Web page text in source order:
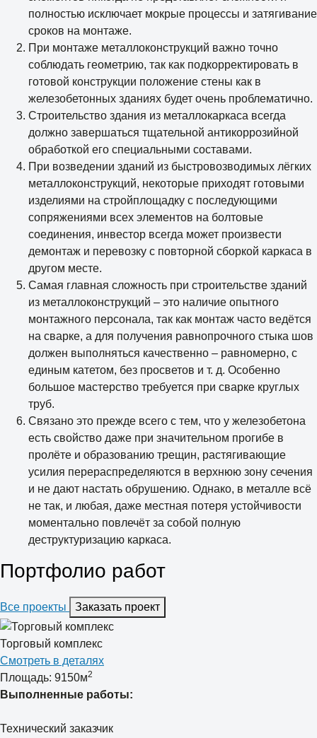
полностью исключает мокрые процессы и затягивание
сроков на монтаже.
При монтаже металлоконструкций важно точно
соблюдать геометрию, так как подкорректировать в
готовой конструкции положение стены как в
железобетонных зданиях будет очень проблематично.
Строительство здания из металлокаркаса всегда
должно завершаться тщательной антикоррозийной
обработкой его специальными составами.
При возведении зданий из быстровозводимых лёгких
металлоконструкций, некоторые приходят готовыми
изделиями на стройплощадку с последующими
сопряжениями всех элементов на болтовые
соединения, инвестор всегда может произвести
демонтаж и перевозку с повторной сборкой каркаса в
другом месте.
Самая главная сложность при строительстве зданий
из металлоконструкций – это наличие опытного
монтажного персонала, так как монтаж часто ведётся
на сварке, а для получения равнопрочного стыка шов
должен выполняться качественно – равномерно, с
единым катетом, без просветов и т. д. Особенно
большое мастерство требуется при сварке круглых
труб.
Связано это прежде всего с тем, что у железобетона
есть свойство даже при значительном прогибе в
пролёте и образованию трещин, растягивающие
усилия перераспределяются в верхнюю зону сечения
и не дают настать обрушению. Однако, в металле всё
не так, и любая, даже местная потеря устойчивости
моментально повлечёт за собой полную
деструктуризацию каркаса.
Портфолио работ
Все проекты Заказать проект
Торговый комплекс
Смотреть в деталях
Площадь: 9150м2
Выполненные работы:
Технический заказчик